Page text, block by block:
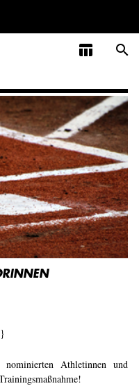
table_chart search
Athletinnen und